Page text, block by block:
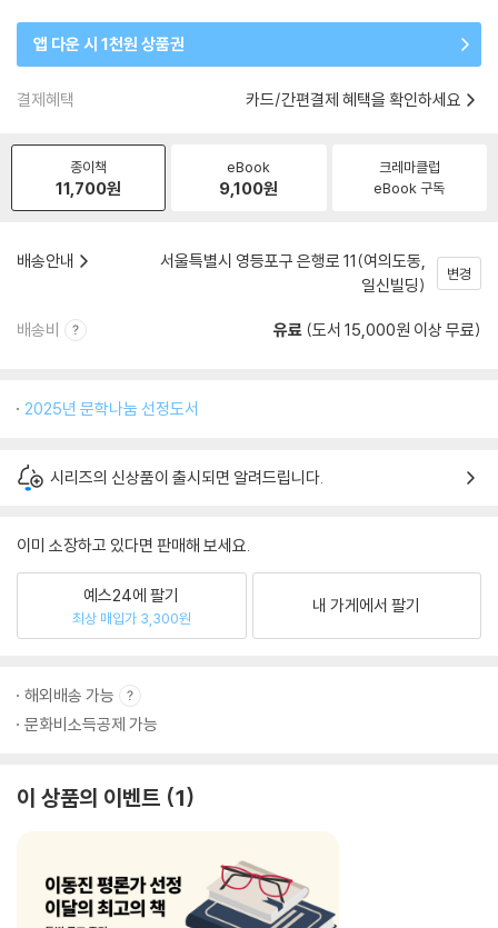
앱 다운 시 1천원 상품권
결제혜택 카드/간편결제 혜택을 확인하세요
종이책
11,700원
eBook
9,100원
크레마클럽
eBook 구독
배송안내
서울특별시 영등포구 은행로 11(여의도동,
일신빌딩)
변경
배송비 유료 (도서 15,000원 이상 무료)
2025년 문학나눔 선정도서
시리즈의 신상품이 출시되면 알려드립니다.
이미 소장하고 있다면 판매해 보세요.
예스24에 팔기
최상 매입가 3,300원
내 가게에서 팔기
해외배송 가능
문화비소득공제 가능
이 상품의 이벤트 1